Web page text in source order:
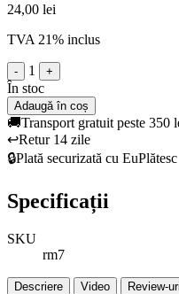
24,00 lei
TVA 21% inclus
- 1 +
În stoc
Adaugă în coș
🚚Transport gratuit peste 350
↩️Retur 14 zile
🔒Plată securizată cu EuPlătesc
Specificații
SKU
rm7
Descriere Video Review-